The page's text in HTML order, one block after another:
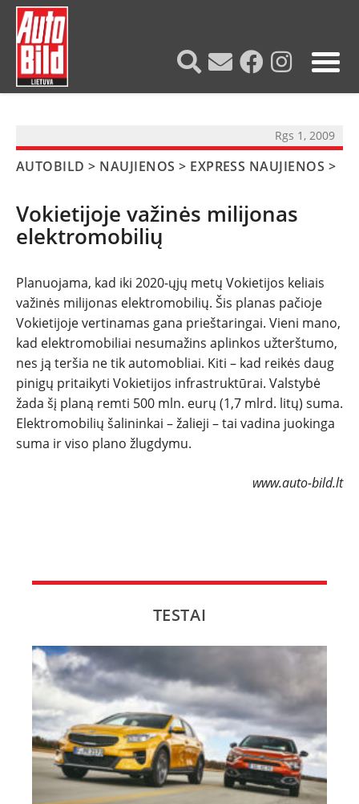
NAUJIENOS
TESTAI
NAUJI
NAUDOTI
ĮVAIRENYBĖS
Rgs 1, 2009
AUTOBILD > NAUJIENOS > EXPRESS NAUJIENOS >
Vokietijoje važinės milijonas
elektromobilių
Planuojama, kad iki 2020-ųjų metų Vokietijos keliais
važinės milijonas elektromobilių. Šis planas pačioje
Vokietijoje vertinamas gana prieštaringai. Vieni mano,
kad elektromobiliai nesumažins aplinkos užterštumo,
nes ją teršia ne tik automobliai. Kiti – kad reikės daug
pinigų pritaikyti Vokietijos infrastruktūrai. Valstybė
žada šį planą remti 500 mln. eurų (1,7 mlrd. litų) suma.
Elektromobilių šalininkai – žalieji – tai vadina juokinga
suma ir viso plano žlugdymu.
www.auto-bild.lt
TESTAI